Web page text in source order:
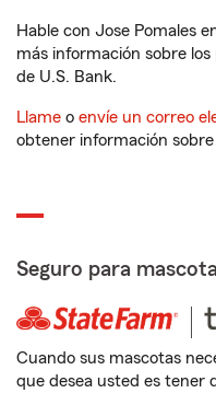
Hable con Jose Pomales
más información sobre
de U.S. Bank.
Llame o envíe un correo
obtener información
Seguro para
Cuando sus mascotas
que desea usted es tener